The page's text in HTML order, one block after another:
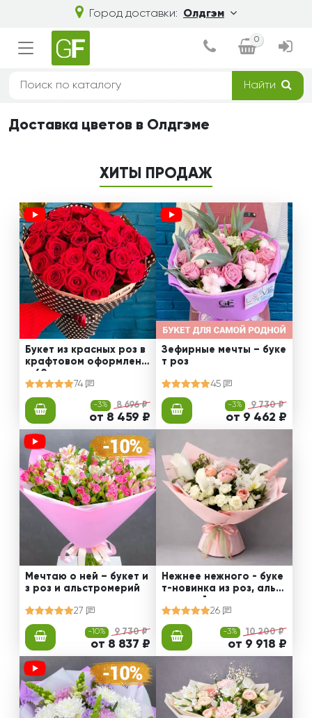
Город доставки: Олдгэм
0
Найти
Доставка цветов в Олдгэме
ХИТЫ ПРОДАЖ
Букет из красных роз в
крафтовом оформлени
и 60 см
74
-3% 8 696 ₽
от 8 459 ₽
Зефирные мечты – буке
т роз
45
-3% 9 730 ₽
от 9 462 ₽
Мечтаю о ней – букет и
з роз и альстромерий
27
-10% 9 730 ₽
от 8 837 ₽
Нежнее нежного - буке
т-новинка из роз, альст
ромерий и калл
26
-3% 10 200 ₽
от 9 918 ₽